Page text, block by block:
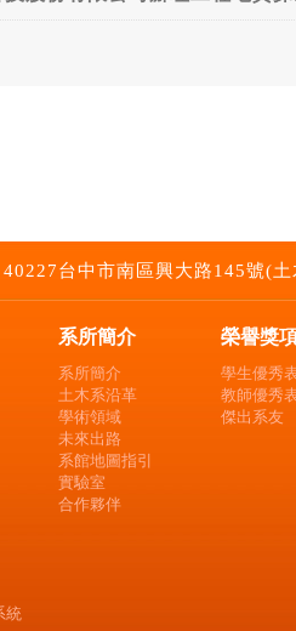
40227台中市南區興大路145號(
統
系所簡介
系所簡介
土木系沿革
學術領域
未來出路
系館地圖指引
實驗室
合作夥伴
榮譽獎
學生優秀
教師優秀
傑出系友